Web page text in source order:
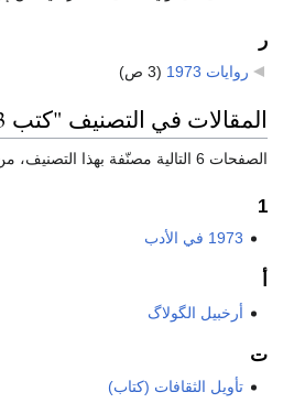
روايات 1973 (3 ص)
في التصنيف "كتب 1973"
مصنّفة بهذا التصنيف، من إجمالي 6.
1973 في الأدب
أرخبيل الگولاگ
تأويل الثقافات (كتاب)